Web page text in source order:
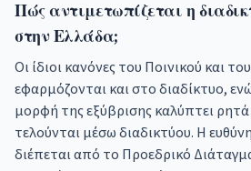
Πώς αντιμετωπίζεται η
στην Ελλάδα;
Οι ίδιοι κανόνες του Ποινικού και
εφαρμόζονται και στο διαδίκτυο,
μορφή της εξύβρισης καλύπτει
τελούνται μέσω διαδικτύου. Η
διέπεται από το Προεδρικό